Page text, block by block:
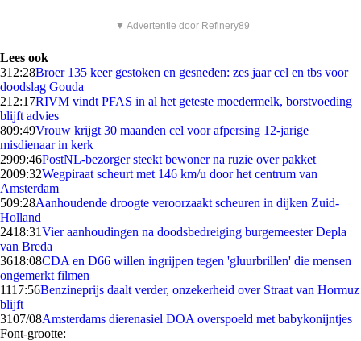
▼ Advertentie door Refinery89
Lees ook
312:28Broer 135 keer gestoken en gesneden: zes jaar cel en tbs voor
doodslag Gouda
212:17RIVM vindt PFAS in al het geteste moedermelk, borstvoeding
blijft advies
809:49Vrouw krijgt 30 maanden cel voor afpersing 12-jarige
misdienaar in kerk
2909:46PostNL-bezorger steekt bewoner na ruzie over pakket
2009:32Wegpiraat scheurt met 146 km/u door het centrum van
Amsterdam
509:28Aanhoudende droogte veroorzaakt scheuren in dijken Zuid-
Holland
2418:31Vier aanhoudingen na doodsbedreiging burgemeester Depla
van Breda
3618:08CDA en D66 willen ingrijpen tegen 'gluurbrillen' die mensen
ongemerkt filmen
1117:56Benzineprijs daalt verder, onzekerheid over Straat van Hormuz
blijft
3107/08Amsterdams dierenasiel DOA overspoeld met babykonijntjes
Font-grootte: